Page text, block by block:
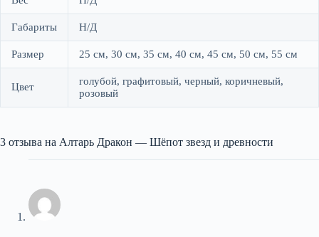
Габариты Н/Д
Размер 25 см, 30 см, 35 см, 40 см, 45 см, 50 см, 55 см
Цвет
голубой, графитовый, черный, коричневый,
розовый
3 отзыва на Алтарь Дракон — Шёпот звезд и древности